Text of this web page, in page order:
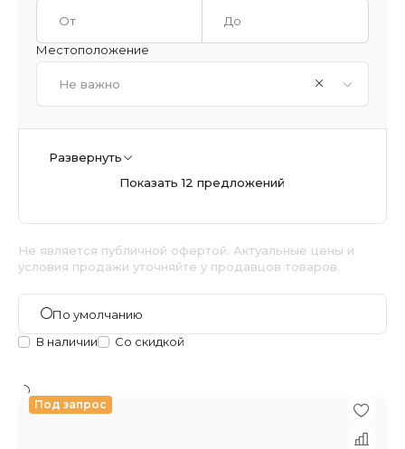
Местоположение
Не важно
Развернуть
Показать 12 предложений
Не является публичной офертой. Актуальные цены и
условия продажи уточняйте у продавцов товаров.
По умолчанию
В наличии
Со скидкой
Под запрос